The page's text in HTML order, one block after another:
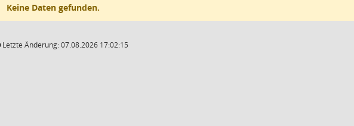
Keine Daten gefunden.
Letzte Änderung: 07.08.2026 17:02:15